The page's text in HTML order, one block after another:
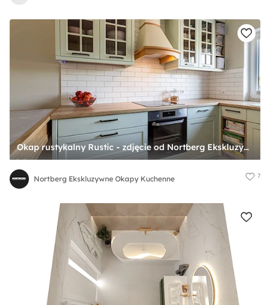
Okap rustykalny Rustic - zdjęcie od Nortberg Ekskluzywne Okapy Kuchenne
Nortberg Ekskluzywne Okapy Kuchenne 7